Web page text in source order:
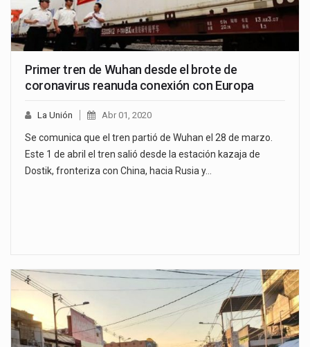
Primer tren de Wuhan desde el brote de
coronavirus reanuda conexión con Europa
La Unión Abr 01, 2020
Se comunica que el tren partió de Wuhan el 28 de marzo.
Este 1 de abril el tren salió desde la estación kazaja de
Dostik, fronteriza con China, hacia Rusia y…